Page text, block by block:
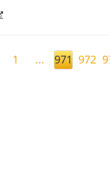
1 ... 971 972